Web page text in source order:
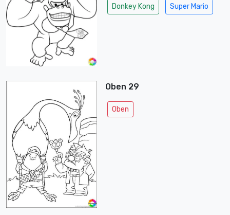
Donkey Kong Super Mario
Oben 29
Oben